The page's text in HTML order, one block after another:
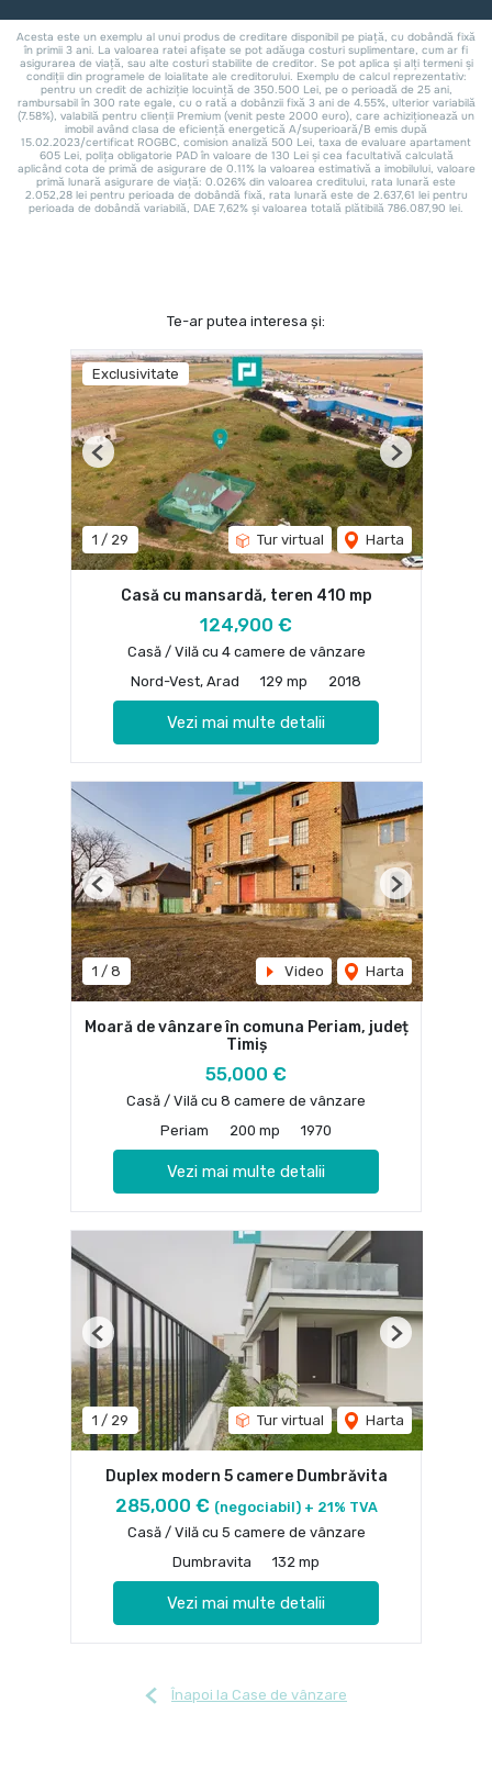
Te-ar putea interesa și:
Exclusivitate
1 / 29 Tur virtual Harta
Previous Next
Casă cu mansardă, teren 410 mp
124,900 €
Casă / Vilă cu 4 camere de vânzare
Nord-Vest, Arad
129 mp 2018
Vezi mai multe detalii
1 / 8 Video Harta
Previous Next
Moară de vânzare în comuna Periam, județ
Timiș
55,000 €
Casă / Vilă cu 8 camere de vânzare
Periam
200 mp 1970
Vezi mai multe detalii
1 / 29 Tur virtual Harta
Previous Next
Duplex modern 5 camere Dumbrăvita
285,000 € (negociabil) + 21% TVA
Casă / Vilă cu 5 camere de vânzare
Dumbravita
132 mp
Vezi mai multe detalii
Înapoi la Case de vânzare